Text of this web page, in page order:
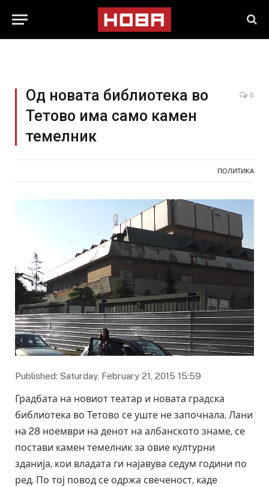
Од новата библиотека во
Тетово има само камен
темелник
0
ПОЛИТИКА
Published: Saturday, February 21, 2015 15:59
Градбата на новиот театар и новата градска
библиотека во Тетово се уште не започнала. Лани
на 28 ноември на денот на албанското знаме, се
постави камен темелник за овие културни
зданија, кои владата ги најавува седум години по
ред. По тој повод се одржа свеченост, каде